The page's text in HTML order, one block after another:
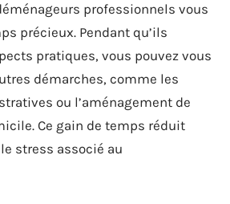
professionnels vous
précieux. Pendant qu’ils
pratiques, vous pouvez vous
démarches, comme les
ou l’aménagement de
Ce gain de temps réduit
stress associé au